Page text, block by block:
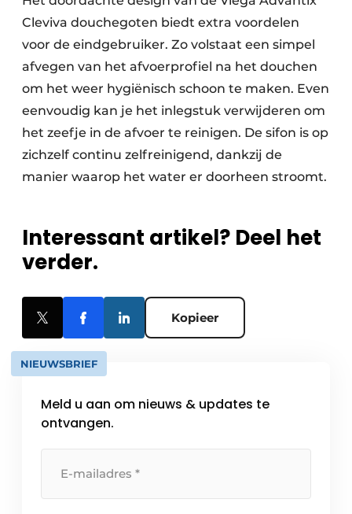
Cleviva douchegoten biedt extra voordelen
voor de eindgebruiker. Zo volstaat een simpel
afvegen van het afvoerprofiel na het douchen
om het weer hygiënisch schoon te maken. Even
eenvoudig kan je het inlegstuk verwijderen om
het zeefje in de afvoer te reinigen. De sifon is op
zichzelf continu zelfreinigend, dankzij de
manier waarop het water er doorheen stroomt.
Interessant artikel? Deel het
verder.
Kopieer
NIEUWSBRIEF
Meld u aan om nieuws & updates te
ontvangen.